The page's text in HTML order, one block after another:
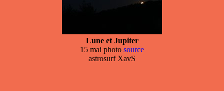
Lune et Jupiter
15 mai photo source
astrosurf XavS